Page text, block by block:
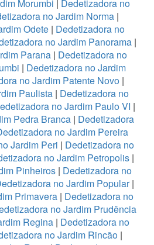
Morumbi | Dedetizadora no
no Jardim Norma|
Odete| Dedetizadora no
no Jardim Panorama |
Parana | Dedetizadora no
| Dedetizadora no Jardim
no Jardim Patente Novo |
Paulista | Dedetizadora no
no Jardim Paulo VI |
Pedra Branca | Dedetizadora
no Jardim Pereira
Jardim Peri | Dedetizadora no
no Jardim Petropolis |
Pinheiros | Dedetizadora no
no Jardim Popular|
Primavera| Dedetizadora no
no Jardim Prudência
Regina | Dedetizadora no
no Jardim Rincão|